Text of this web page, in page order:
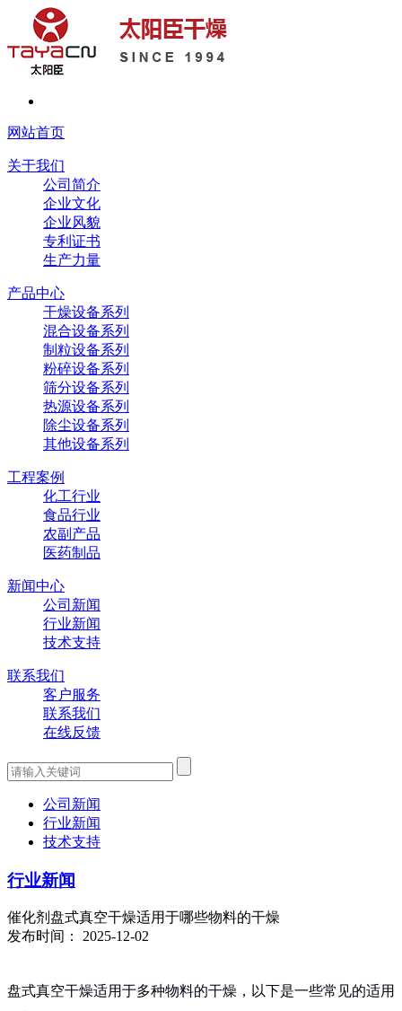
网站首页
关于我们
公司简介
企业文化
企业风貌
专利证书
生产力量
产品中心
干燥设备系列
混合设备系列
制粒设备系列
粉碎设备系列
筛分设备系列
热源设备系列
除尘设备系列
其他设备系列
工程案例
化工行业
食品行业
农副产品
医药制品
新闻中心
公司新闻
行业新闻
技术支持
联系我们
客户服务
联系我们
在线反馈
公司新闻
行业新闻
技术支持
行业新闻
催化剂盘式真空干燥适用于哪些物料的干燥
发布时间： 2025-12-02
盘式真空干燥适用于多种物料的干燥，以下是一些常见的适用